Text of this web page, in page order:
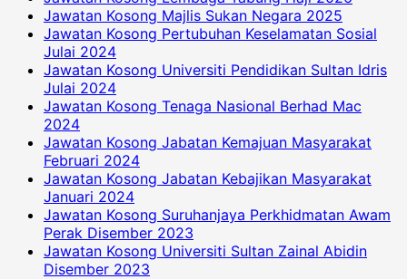
Jawatan Kosong Majlis Sukan Negara 2025
Jawatan Kosong Pertubuhan Keselamatan Sosial
Julai 2024
Jawatan Kosong Universiti Pendidikan Sultan Idris
Julai 2024
Jawatan Kosong Tenaga Nasional Berhad Mac
2024
Jawatan Kosong Jabatan Kemajuan Masyarakat
Februari 2024
Jawatan Kosong Jabatan Kebajikan Masyarakat
Januari 2024
Jawatan Kosong Suruhanjaya Perkhidmatan Awam
Perak Disember 2023
Jawatan Kosong Universiti Sultan Zainal Abidin
Disember 2023